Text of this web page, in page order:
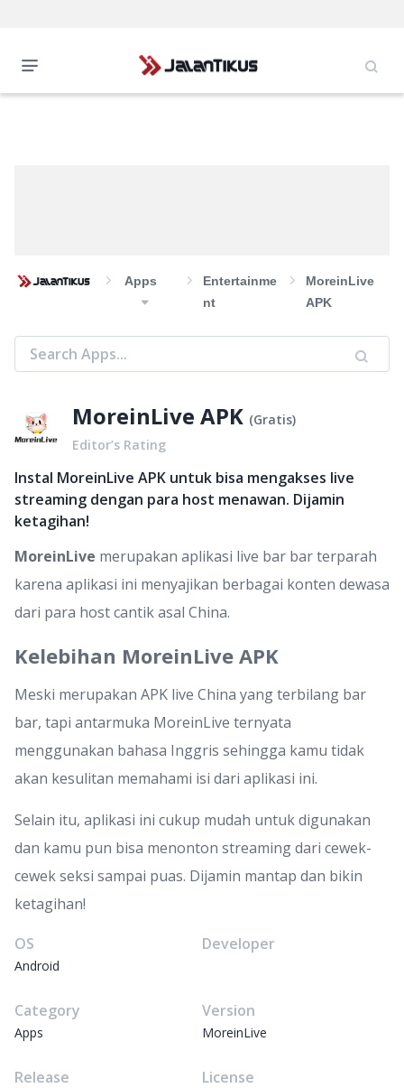
Apps
Entertainme
Nt
MoreinLive
APK
MoreinLive APK (Gratis)
Editor’s Rating
Instal MoreinLive APK untuk bisa mengakses live
streaming dengan para host menawan. Dijamin
ketagihan!
MoreinLive merupakan aplikasi live bar bar terparah
karena aplikasi ini menyajikan berbagai konten dewasa
dari para host cantik asal China.
Kelebihan MoreinLive APK
Meski merupakan APK live China yang terbilang bar
bar, tapi antarmuka MoreinLive ternyata
menggunakan bahasa Inggris sehingga kamu tidak
akan kesulitan memahami isi dari aplikasi ini.
Selain itu, aplikasi ini cukup mudah untuk digunakan
dan kamu pun bisa menonton streaming dari cewek-
cewek seksi sampai puas. Dijamin mantap dan bikin
ketagihan!
OS
Android
Developer
Category
Apps
Version
MoreinLive
Release License